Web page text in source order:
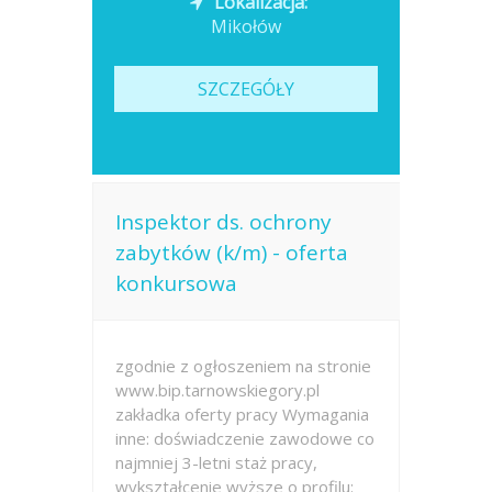
Mikołów
SZCZEGÓŁY
Inspektor ds. ochrony
zabytków (k/m) - oferta
konkursowa
zgodnie z ogłoszeniem na stronie
www.bip.tarnowskiegory.pl
zakładka oferty pracy Wymagania
inne: doświadczenie zawodowe co
najmniej 3-letni staż pracy,
wykształcenie wyższe o profilu: